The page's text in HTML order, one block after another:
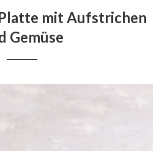
mit Aufstrichen
Gemüse